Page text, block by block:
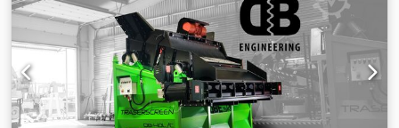
HBT1200/1600*14000 0070 Kartongsikt 1640*7000
Plattform Bursstegsstege 0080 Anpassningar av befintligt
kedjeband för papper Dcjdpfx Abswq D Dnjwsk 0090
Elskåp ingår Drifttimmar endast 3863 Efter
överenskommelse med kunden och Bollegraaf kan garanti
eventuellt erbjudas under vissa villkor. Se bifogad PDF för
en noggrann teknisk beskrivning av varje maskin.